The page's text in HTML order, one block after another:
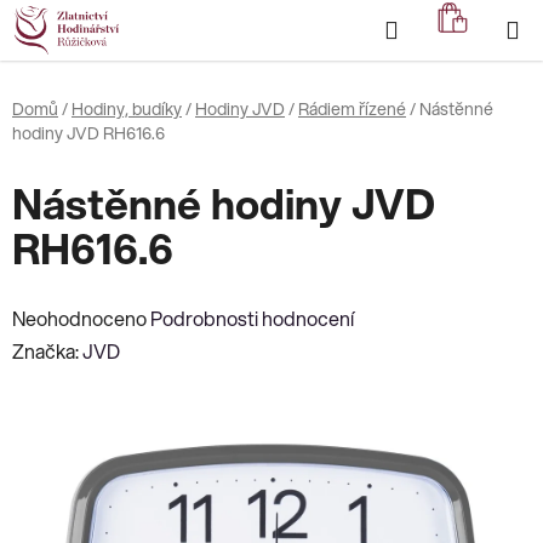
Přejít
na
obsah
Hledat
KOŠÍK
Domů / Hodiny, budíky/ Hodiny JVD / Rádiem řízené/ Nástěnné
hodiny JVD RH616.6
Nástěnné hodiny JVD
RH616.6
Průměrné
hodnocení
NeohodnocenoPodrobnosti hodnocení
Značka:JVD